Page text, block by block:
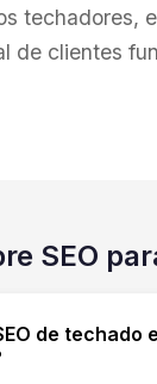
techadores,
de clientes
SEO
de techado